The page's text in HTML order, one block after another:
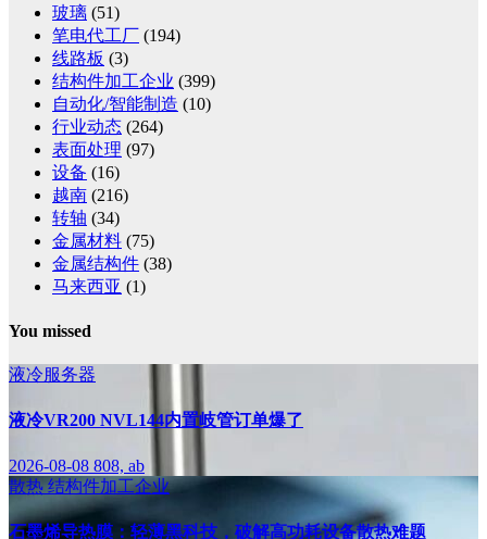
玻璃 (51)
笔电代工厂 (194)
线路板 (3)
结构件加工企业 (399)
自动化/智能制造 (10)
行业动态 (264)
表面处理 (97)
设备 (16)
越南 (216)
转轴 (34)
金属材料 (75)
金属结构件 (38)
马来西亚 (1)
You missed
液冷服务器
液冷VR200 NVL144内置岐管订单爆了
2026-08-08 808, ab
散热 结构件加工企业
石墨烯导热膜：轻薄黑科技，破解高功耗设备散热难题